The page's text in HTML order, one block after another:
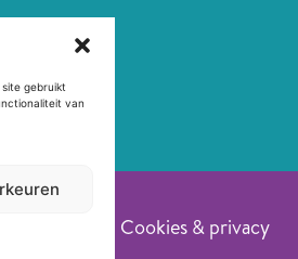
gebruikt
van
Cookies & privacy